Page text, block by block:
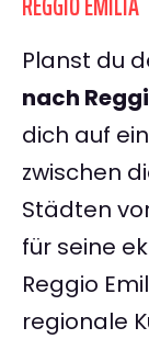
Planst du
nach
dich auf
zwischen
Städten
für seine
Reggio
regionale